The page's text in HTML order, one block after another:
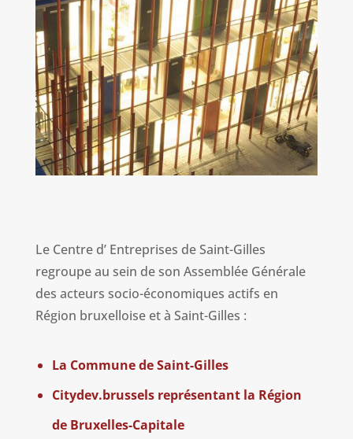
Le Centre d’ Entreprises de Saint-Gilles
regroupe au sein de son Assemblée Générale
des acteurs socio-économiques actifs en
Région bruxelloise et à Saint-Gilles :
La Commune de Saint-Gilles
Citydev.brussels représentant la Région
de Bruxelles-Capitale